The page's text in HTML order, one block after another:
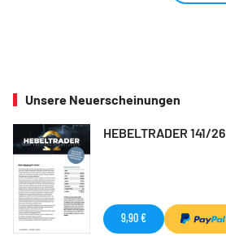
Unsere Neuerscheinungen
HEBELTRADER 141/26
9,90 €